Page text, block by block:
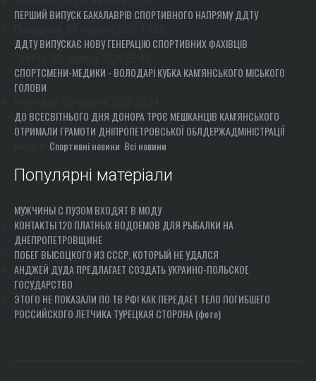
ПЕРШИЙ ВИПУСК БАКАЛАВРІВ СПОРТИВНОГО НАПРЯМУ ДДТУ
ДДТУ ВИПУСКАЄ НОВУ ГЕНЕРАЦІЮ СПОРТИВНИХ ФАХІВЦІВ
СПОРТСМЕНИ-МЕДИКИ - ВОЛОДАРІ КУБКА КАМ'ЯНСЬКОГО МІСЬКОГО
ГОЛОВИ
ДО ВСЕСВІТНЬОГО ДНЯ ДОНОРА ТРОЄ МЕШКАНЦІВ КАМ'ЯНСЬКОГО
ОТРИМАЛИ ГРАМОТИ ДНІПРОПЕТРОВСЬКОЇ ОБЛДЕРЖАДМІНІСТРАЦІЇ
Спортивні новини Всі новини
Популярні матеріали
МУЖЧИНЫ С ПУЗОМ ВХОДЯТ В МОДУ
КОНТАКТЫ 120 ПЛАТНЫХ ВОДОЕМОВ ДЛЯ РЫБАЛКИ НА
ДНЕПРОПЕТРОВЩИНЕ
ПОБЕГ ВЫСОЦКОГО ИЗ СССР, КОТОРЫЙ НЕ УДАЛСЯ
АНДЖЕЙ ДУДА ПРЕДЛАГАЕТ СОЗДАТЬ УКРАИНО-ПОЛЬСКОЕ
ГОСУДАРСТВО
ЭТОГО НЕ ПОКАЗАЛИ ПО ТВ РФ! КАК ПЕРЕДАЕТ ТЕЛО ПОГИБШЕГО
РОССИЙСКОГО ЛЕТЧИКА ТУРЕЦКАЯ СТОРОНА (фото)